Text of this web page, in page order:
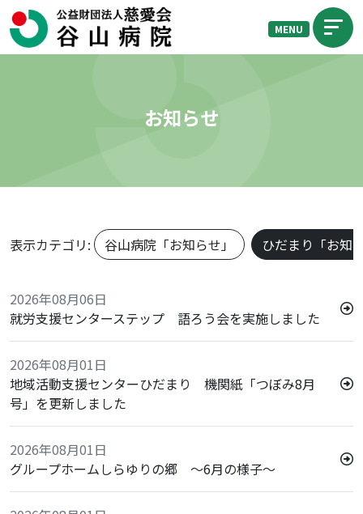
MENU
お知らせ
表示カテゴリ: 谷山病院「お知らせ」 ひだまり「お知
2026年08月06日
就労支援センターステップ 語ろう会を実施しました
2026年08月01日
地域活動支援センターひだまり 機関紙「つぼみ8月
号」を更新しました
2026年08月01日
グループホームしらゆりの郷 ～6月の様子～